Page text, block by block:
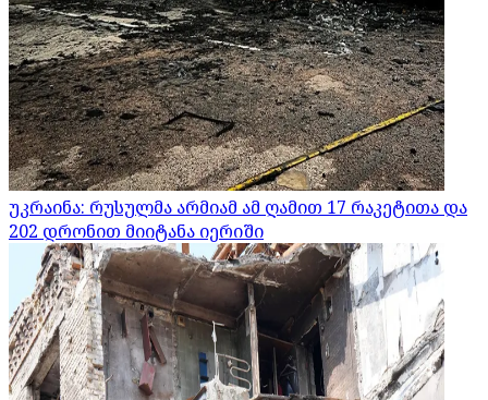
უკრაინა: რუსულმა არმიამ ამ ღამით 17 რაკეტითა და
202 დრონით მიიტანა იერიში